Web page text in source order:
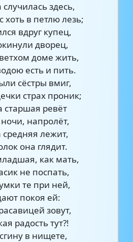
здесь,
хоть в петлю лезь;
вдруг купец,
дворец,
доме жить,
есть и пить.
сёстры вмиг,
страх проник;
старшая ревёт
напролёт,
средняя лежит,
она глядит.
как мать,
не поспать,
те при ней,
покоя ей:
зовут,
радость тут?!
в нищете,